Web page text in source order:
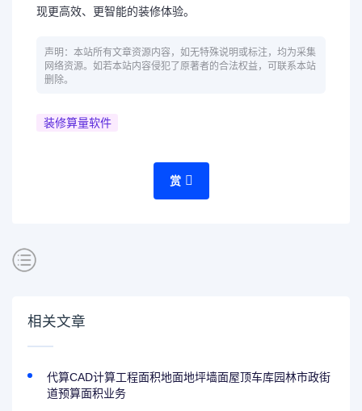
现更高效、更智能的装修体验。
声明：本站所有文章资源内容，如无特殊说明或标注，均为采集
网络资源。如若本站内容侵犯了原著者的合法权益，可联系本站
删除。
装修算量软件
赏
相关文章
代算CAD计算工程面积地面地坪墙面屋顶车库园林市政街
道预算面积业务